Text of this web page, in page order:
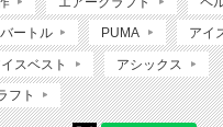
ートル PUMA アイ
スベスト アシックス
フト